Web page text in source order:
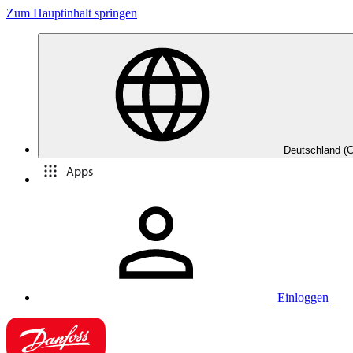
Zum Hauptinhalt springen
Deutschland
Apps
Einloggen